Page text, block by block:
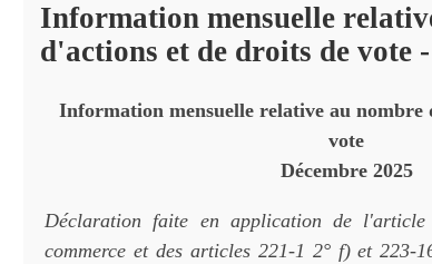
Information mensuelle
d'actions et de droits de vote
Information mensuelle relative au nombre
vote
Décembre 2025
Déclaration faite en application de
commerce et des articles 221-1 2° f) et 223-